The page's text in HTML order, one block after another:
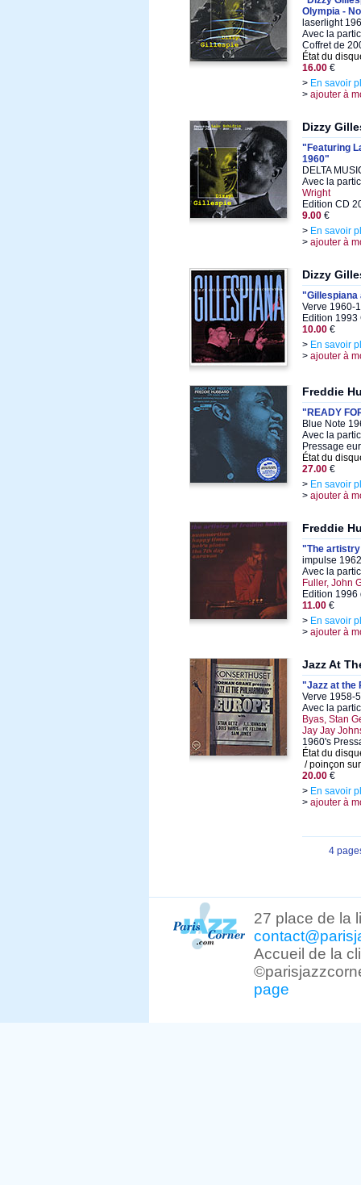
Olympia -
laserlight
Avec la
Coffret de
État du
16.00 €
> En savoir
> ajouter à
Dizzy
"Featuring
1960"
DELTA
Avec la
Wright
Edition CD
9.00 €
> En savoir
> ajouter à
Dizzy
"Gillespiana
Verve 1960-
Edition 1993
10.00 €
> En savoir
> ajouter à
Freddie
"READY
Blue Note
Avec la
Pressage
État du
27.00 €
> En savoir
> ajouter à
Freddie
"The
impulse
Avec la
Fuller, John
Edition 1996
11.00 €
> En savoir
> ajouter à
Jazz At
"Jazz at the
Verve 1958-
Avec la
Byas, Stan
Jay Jay
1960's
État du
/ poinçon
20.00 €
> En savoir
> ajouter à
4
27 place de la
Accueil de la
page